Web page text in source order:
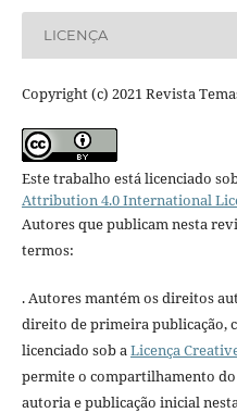
LICENÇA
Copyright (c) 2021 Revista
Este trabalho está licenciado
Attribution 4.0 International
Autores que publicam nesta
termos:
. Autores mantém os direitos
direito de primeira publicação,
licenciado sob aLicença
permite o compartilhamento
autoria e publicação inicial